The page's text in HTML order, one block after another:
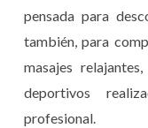
pensada para
también, para
masajes
deportivos
profesional.